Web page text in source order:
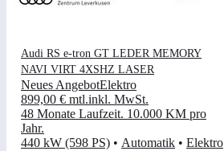
Audi RS e-tron GT LEDER MEMORY
NAVI VIRT 4XSHZ LASER
Neues AngebotElektro
899,00 € mtl.inkl. MwSt.
48 Monate Laufzeit. 10.000 KM pro
Jahr.
440 kW (598 PS) • Automatik • Elektro